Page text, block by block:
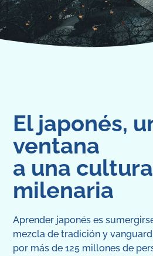
El japonés,
ventana
a una cultura
milenaria
Aprender japonés es
mezcla de tradición y
por más de 125 millones de